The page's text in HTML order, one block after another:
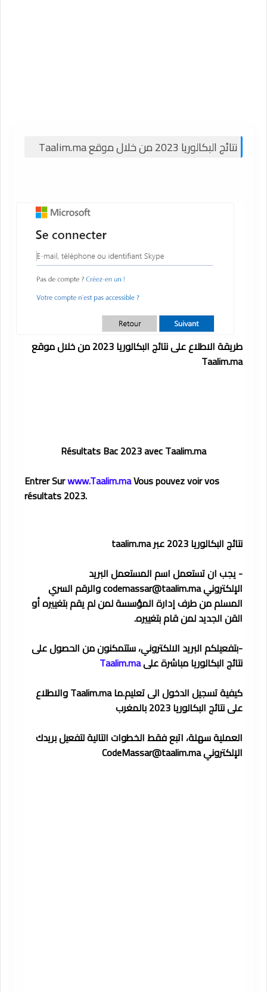
نتائج البكالوريا 2023 من خلال موقع Taalim.ma
طريقة الاطلاع على نتائج البكالوريا 2023 من خلال موقع
Taalim.ma
Résultats Bac 2023 avec Taalim.ma
Entrer Surwww.Taalim.maVous pouvez voir vos
résultats 2023.
نتائج البكالوريا 2023 عبر taalim.ma
- يجب ان تستعمل اسم المستعمل البريد
الإلكترونيcodemassar@taalim.maوالرقم السري
المسلم من طرف إدارة المؤسسة لمن لم يقم بتغييره أو
القن الجديد لمن قام بتغييره.
-بتفعيلكم البريد الالكتروني، ستتمكنون من الحصول على
نتائج البكالوريا مباشرة علىTaalim.ma
كيفية تسجيل الدخول الى تعليم.ما Taalim.ma والاطلاع
على نتائج البكالوريا 2023 بالمغرب
العملية سهلة، اتبع فقط الخطوات التالية لتفعيل بريدك
الإلكتروني CodeMassar@taalim.ma